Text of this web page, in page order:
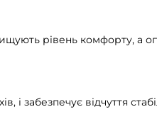
рівень комфорту, а
і забезпечує відчуття